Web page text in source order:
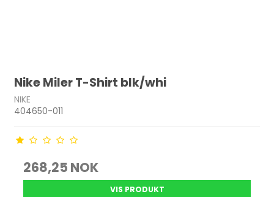
Nike Miler T-Shirt blk/whi
NIKE
404650-011
268,25 NOK
VIS PRODUKT